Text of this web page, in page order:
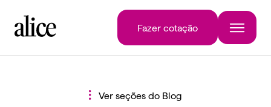
Fazer cotação
Ver seções do Blog